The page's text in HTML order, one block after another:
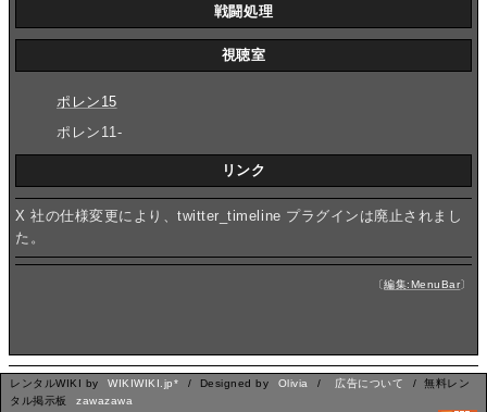
戦闘処理
視聴室
ポレン15
ポレン11-
リンク
X 社の仕様変更により、twitter_timeline プラグインは廃止されまし
た。
〔編集:MenuBar〕
レンタルWIKI by WIKIWIKI.jp* / Designed by Olivia / 広告について
/ 無料レン
タル掲示板
zawazawa